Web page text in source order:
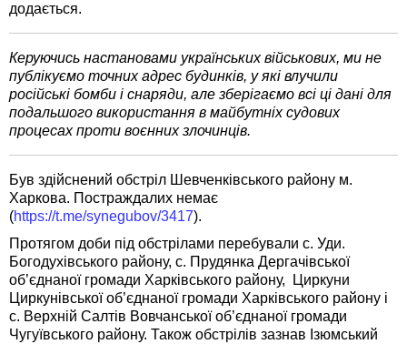
додається.
Керуючись настановами українських військових, ми не
публікуємо точних адрес будинків, у які влучили
російські бомби і снаряди, але зберігаємо всі ці дані для
подальшого використання в майбутніх судових
процесах проти воєнних злочинців.
Був здійснений обстріл Шевченківського району м.
Харкова. Постраждалих немає
(https://t.me/synegubov/3417).
Протягом доби під обстрілами перебували с. Уди.
Богодухівського району, с. Прудянка Дергачівської
об’єднаної громади Харківського району, Циркуни
Циркунівської об’єднаної громади Харківського району і
с. Верхній Салтів Вовчанської об’єднаної громади
Чугуївського району. Також обстрілів зазнав Ізюмський